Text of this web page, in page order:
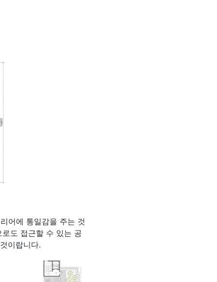
어에 통일감을 주는 것
도 접근할 수 있는 공
이랍니다.